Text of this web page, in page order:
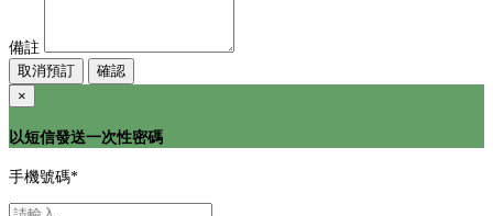
備註
取消預訂
確認
×
以短信發送一次性密碼
手機號碼*